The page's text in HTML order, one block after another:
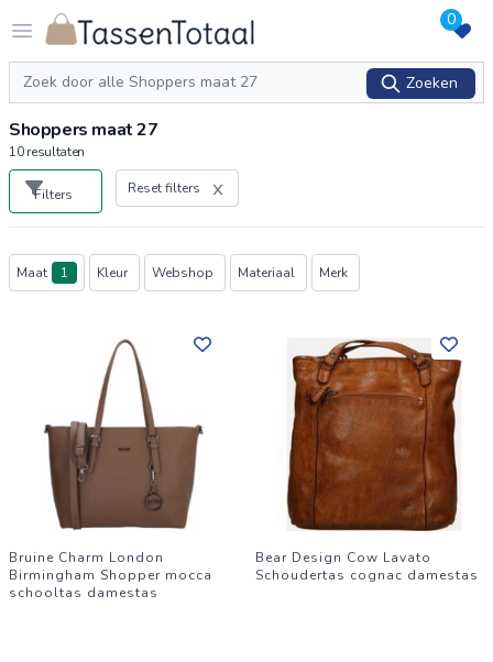
Open menu
Logo Tassentotaal.nl 0
Zoeken
Zoeken
Shoppers maat 27
10resultaten
Filters Reset filters
Producten
Maat 1 Kleur Webshop Materiaal Merk
Bruine Charm London
Birmingham Shopper mocca
schooltas damestas
Bear Design Cow Lavato
Schoudertas cognac damestas